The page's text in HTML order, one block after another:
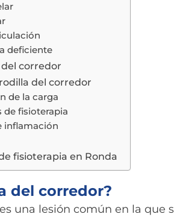
deficiente
corredor
del corredor
de la carga
de fisioterapia
inflamación
fisioterapia en Ronda
del corredor?
una lesión común en la que